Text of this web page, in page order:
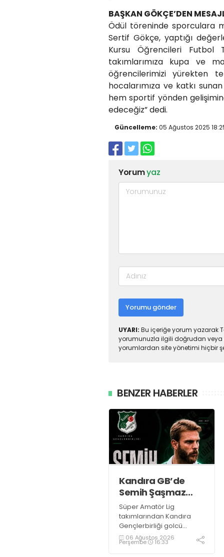
BAŞKAN GÖKÇE’DEN
Ödül töreninde sporculara
Sertif Gökçe, yaptığı
Kursu Öğrencileri Futbol
takımlarımıza kupa ve
öğrencilerimizi yürekten
hocalarımıza ve katkı
hem sportif yönden
edeceğiz” dedi.
Güncelleme: 05 Ağustos 2025
Yorumyaz
Yorumu gönder
UYARI: Bu içeriğe yorum yazarak
yorumunuzla ilgili doğrudan veya
yorumlardan site yönetimi hiçbir
BENZER HABERLER
Kandıra GB’de
Semih Şaşmaz
resmen TAMAM!
Süper Amatör Lig
takımlarından Kandıra
Gençlerbirliği golcü
futbolcu Semih Şaşmaz
ile yola devam ettiğini
06 Ağustos 2026
Perşembe 16:33